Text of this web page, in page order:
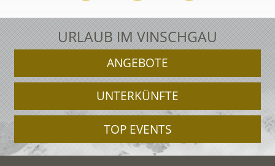
URLAUB IM VINSCHGAU
ANGEBOTE
UNTERKÜNFTE
TOP EVENTS